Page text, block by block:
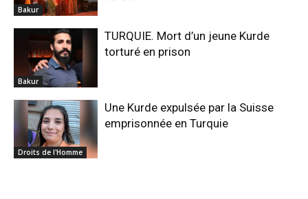
Bakur
Bakur
TURQUIE. Mort d’un jeune Kurde
torturé en prison
Droits de l'Homme
Une Kurde expulsée par la Suisse
emprisonnée en Turquie